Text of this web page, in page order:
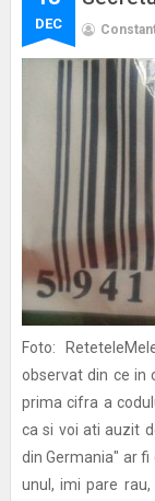
DEC
Foto:
observat din ce in
prima cifra a
ca si voi ati auzit
din Germania" ar
unul, imi pare